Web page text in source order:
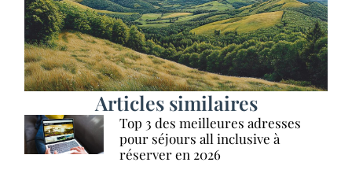
Articles similaires
Top 3 des meilleures adresses
pour séjours all inclusive à
réserver en 2026